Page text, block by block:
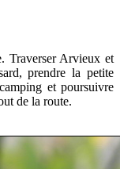
Traverser Arvieux et
prendre la petite
et poursuivre
de la route.